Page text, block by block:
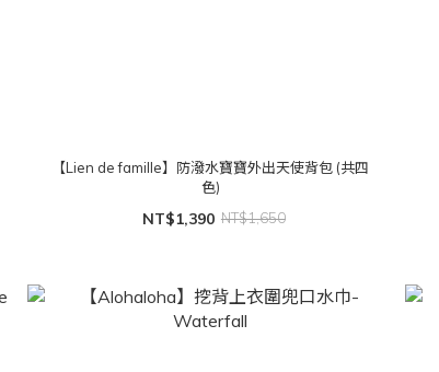
【Lien de famille】防潑水寶寶外出天使背包 (共四
色)
NT$1,390 NT$1,650